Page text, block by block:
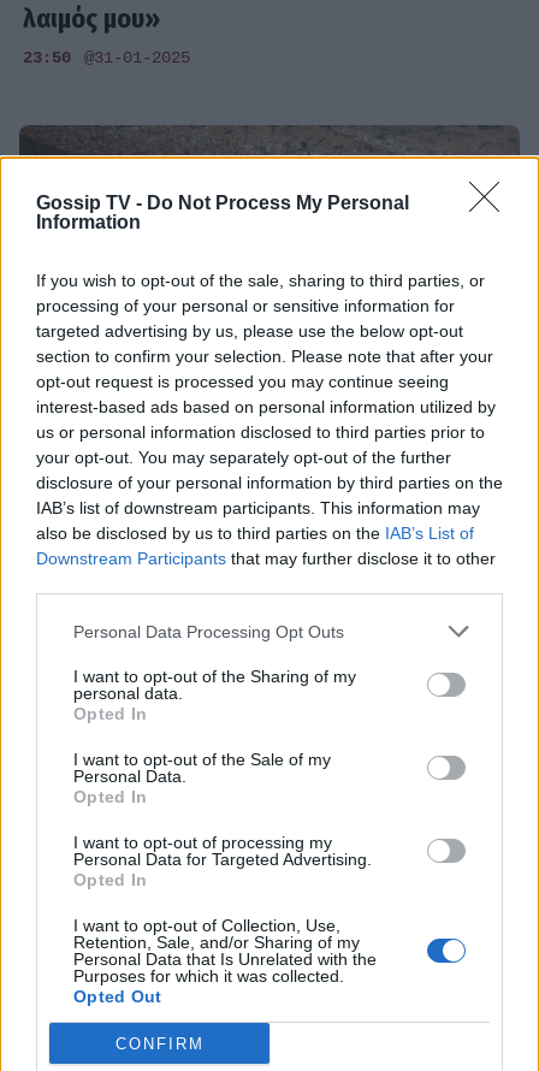
Gossip TV - Do Not Process My Personal
Information
If you wish to opt-out of the sale, sharing to third parties, or
processing of your personal or sensitive information for
targeted advertising by us, please use the below opt-out
section to confirm your selection. Please note that after your
opt-out request is processed you may continue seeing
interest-based ads based on personal information utilized by
us or personal information disclosed to third parties prior to
your opt-out. You may separately opt-out of the further
disclosure of your personal information by third parties on the
IAB’s list of downstream participants. This information may
also be disclosed by us to third parties on the IAB’s List of
Downstream Participants that may further disclose it to other
Personal Data Processing Opt Outs
I want to opt-out of the Sharing of my
personal data.
Opted In
I want to opt-out of the Sale of my
Personal Data.
Opted In
I want to opt-out of processing my
Personal Data for Targeted Advertising.
Opted In
I want to opt-out of Collection, Use,
Retention, Sale, and/or Sharing of my
Personal Data that Is Unrelated with the
Purposes for which it was collected.
Opted Out
CONFIRM
λαιμός μου»
23:50 @31-01-2025
MEDIA
The Reunion: Επιστρέφει την Παρασκευή 31
Ιανουαρίου- Μαζί τους η Χριστίνα Μπόμπα
11:37 @29-01-2025
The Reunion: Νέα επεισόδια με καλεσμένη
τη Χριστίνα Μπόμπα